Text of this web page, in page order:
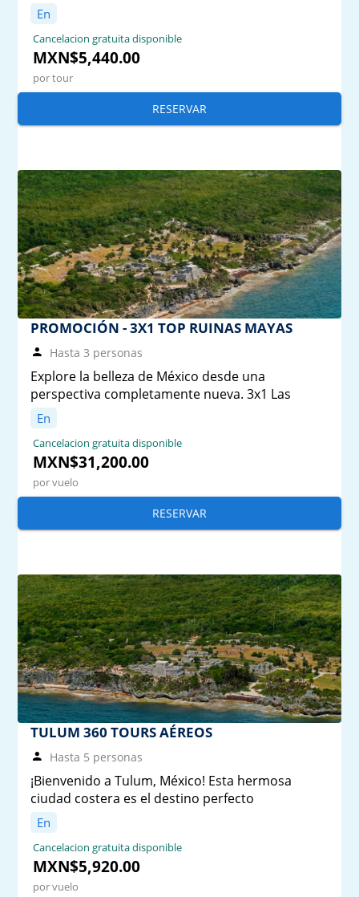
En
Cancelacion gratuita disponible
MXN$5,440.00
por tour
RESERVAR
PROMOCIÓN - 3X1 TOP RUINAS MAYAS
Hasta 3 personas
Explore la belleza de México desde una
perspectiva completamente nueva. 3x1 Las
En
Cancelacion gratuita disponible
MXN$31,200.00
por vuelo
RESERVAR
TULUM 360 TOURS AÉREOS
Hasta 5 personas
¡Bienvenido a Tulum, México! Esta hermosa
ciudad costera es el destino perfecto
En
Cancelacion gratuita disponible
MXN$5,920.00
por vuelo